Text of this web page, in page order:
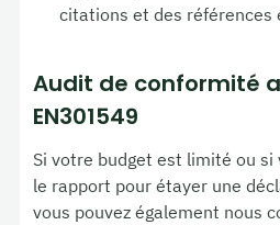
citations et des références
Audit de conformité
EN301549
Si votre budget est limité ou
le rapport pour étayer une
vous pouvez également nous